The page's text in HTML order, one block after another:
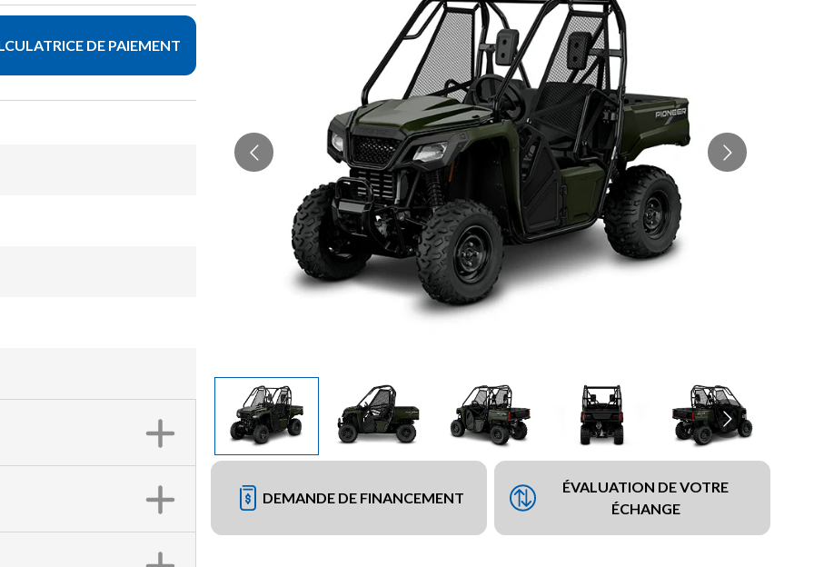
DE PAIEMENT
DEMANDE DE FINANCEMENT
ÉVALUATION DE VOTRE
ÉCHANGE